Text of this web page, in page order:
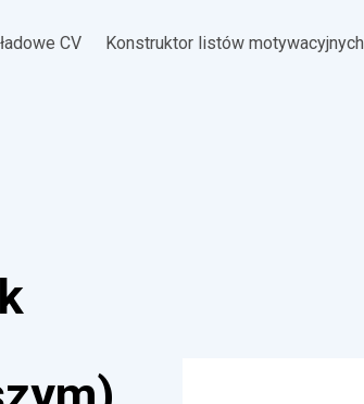
CV Konstruktor listów motywacyjnych